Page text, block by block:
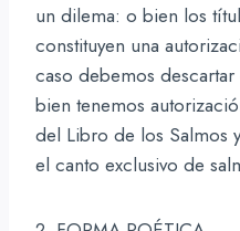
un dilema: o bien los
constituyen una
caso debemos
bien tenemos
del Libro de los Salmos
el canto exclusivo de